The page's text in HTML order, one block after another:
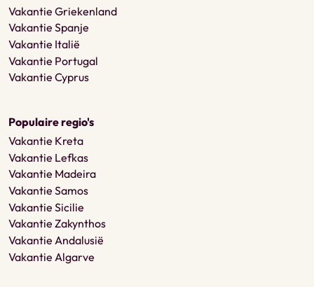
Vakantie Griekenland
Vakantie Spanje
Vakantie Italië
Vakantie Portugal
Vakantie Cyprus
Populaire regio's
Vakantie Kreta
Vakantie Lefkas
Vakantie Madeira
Vakantie Samos
Vakantie Sicilie
Vakantie Zakynthos
Vakantie Andalusië
Vakantie Algarve